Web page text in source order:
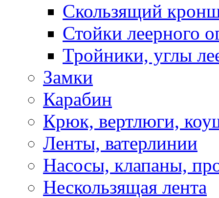
Скользящий
Стойки леерного
Тройники, углы
Замки
Карабин
Крюк, вертлюги,
Ленты, ватерлинии
Насосы, клапаны,
Нескользящая лента